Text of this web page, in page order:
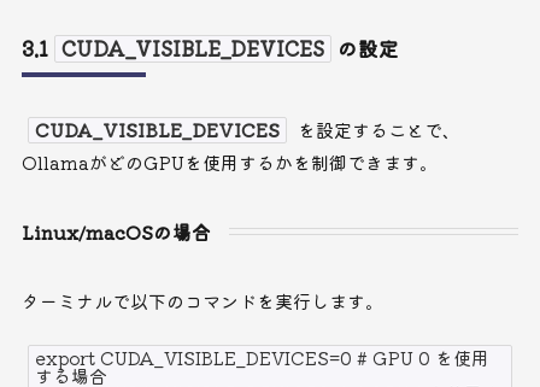
3.1 CUDA_VISIBLE_DEVICES の設定
CUDA_VISIBLE_DEVICES
を設定することで、
OllamaがどのGPUを使用するかを制御できます。
Linux/macOSの場合
ターミナルで以下のコマンドを実行します。
export CUDA_VISIBLE_DEVICES=0 # GPU 0 を使用
する場合